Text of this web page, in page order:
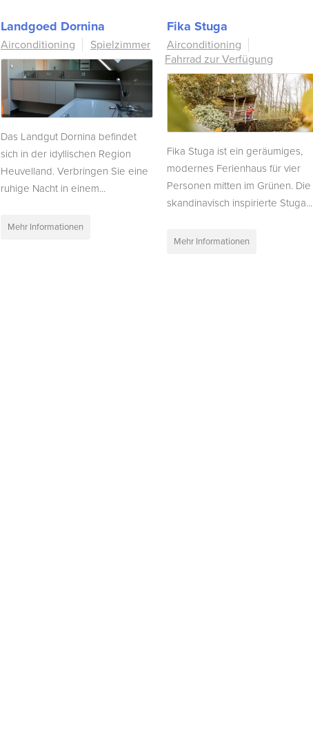
Landgoed Dornina
Airconditioning Spielzimmer
Das Landgut Dornina befindet
sich in der idyllischen Region
Heuvelland. Verbringen Sie eine
ruhige Nacht in einem...
Mehr Informationen
Fika Stuga
Airconditioning
Fahrrad zur Verfügung
Fika Stuga ist ein geräumiges,
modernes Ferienhaus für vier
Personen mitten im Grünen. Die
skandinavisch inspirierte Stuga...
Mehr Informationen